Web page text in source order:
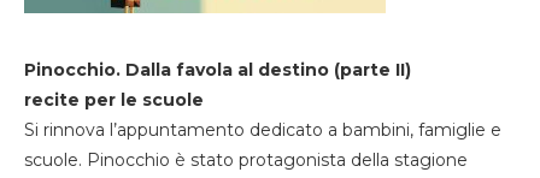
Pinocchio. Dalla favola al destino (parte II)
recite per le scuole
Si rinnova l’appuntamento dedicato a bambini, famiglie e
scuole. Pinocchio è stato protagonista della stagione